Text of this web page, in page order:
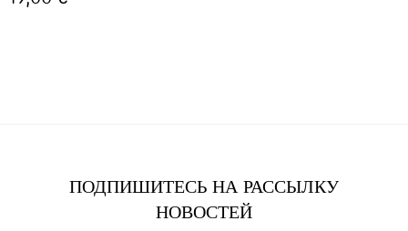
ПОДПИШИТЕСЬ НА РАССЫЛКУ
НОВОСТЕЙ